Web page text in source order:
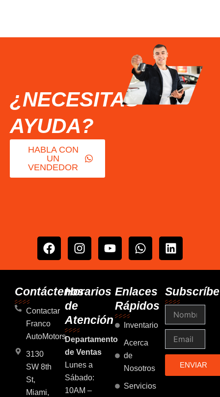
¿NECESITAS
AYUDA?
HABLA CON
UN
VENDEDOR
F
a
b
o
k
I
n
a
a
m
Y
o
u
e
W
h
s
a
p
p
L
i
e
d
n
Contáctenos
Contactar
Franco
AutoMotors
3130
SW 8th
St,
Miami,
Horarios
de
Atención
Departamento
de Ventas
Lunes a
Sábado:
10AM –
Enlaces
Rápidos
Inventario
Acerca
de
Nosotros
Servicios
ENVIAR